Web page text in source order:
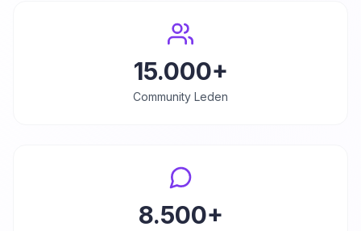
15.000+
Community Leden
8.500+